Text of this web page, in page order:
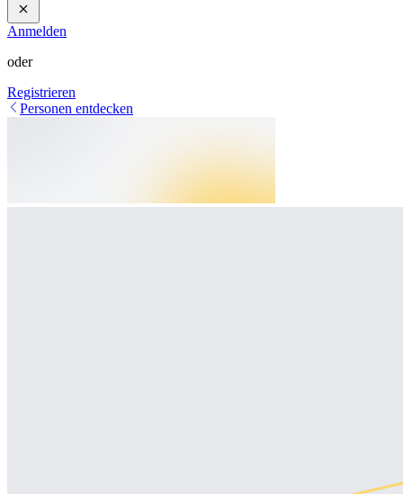
Anmelden
oder
Registrieren
Personen entdecken